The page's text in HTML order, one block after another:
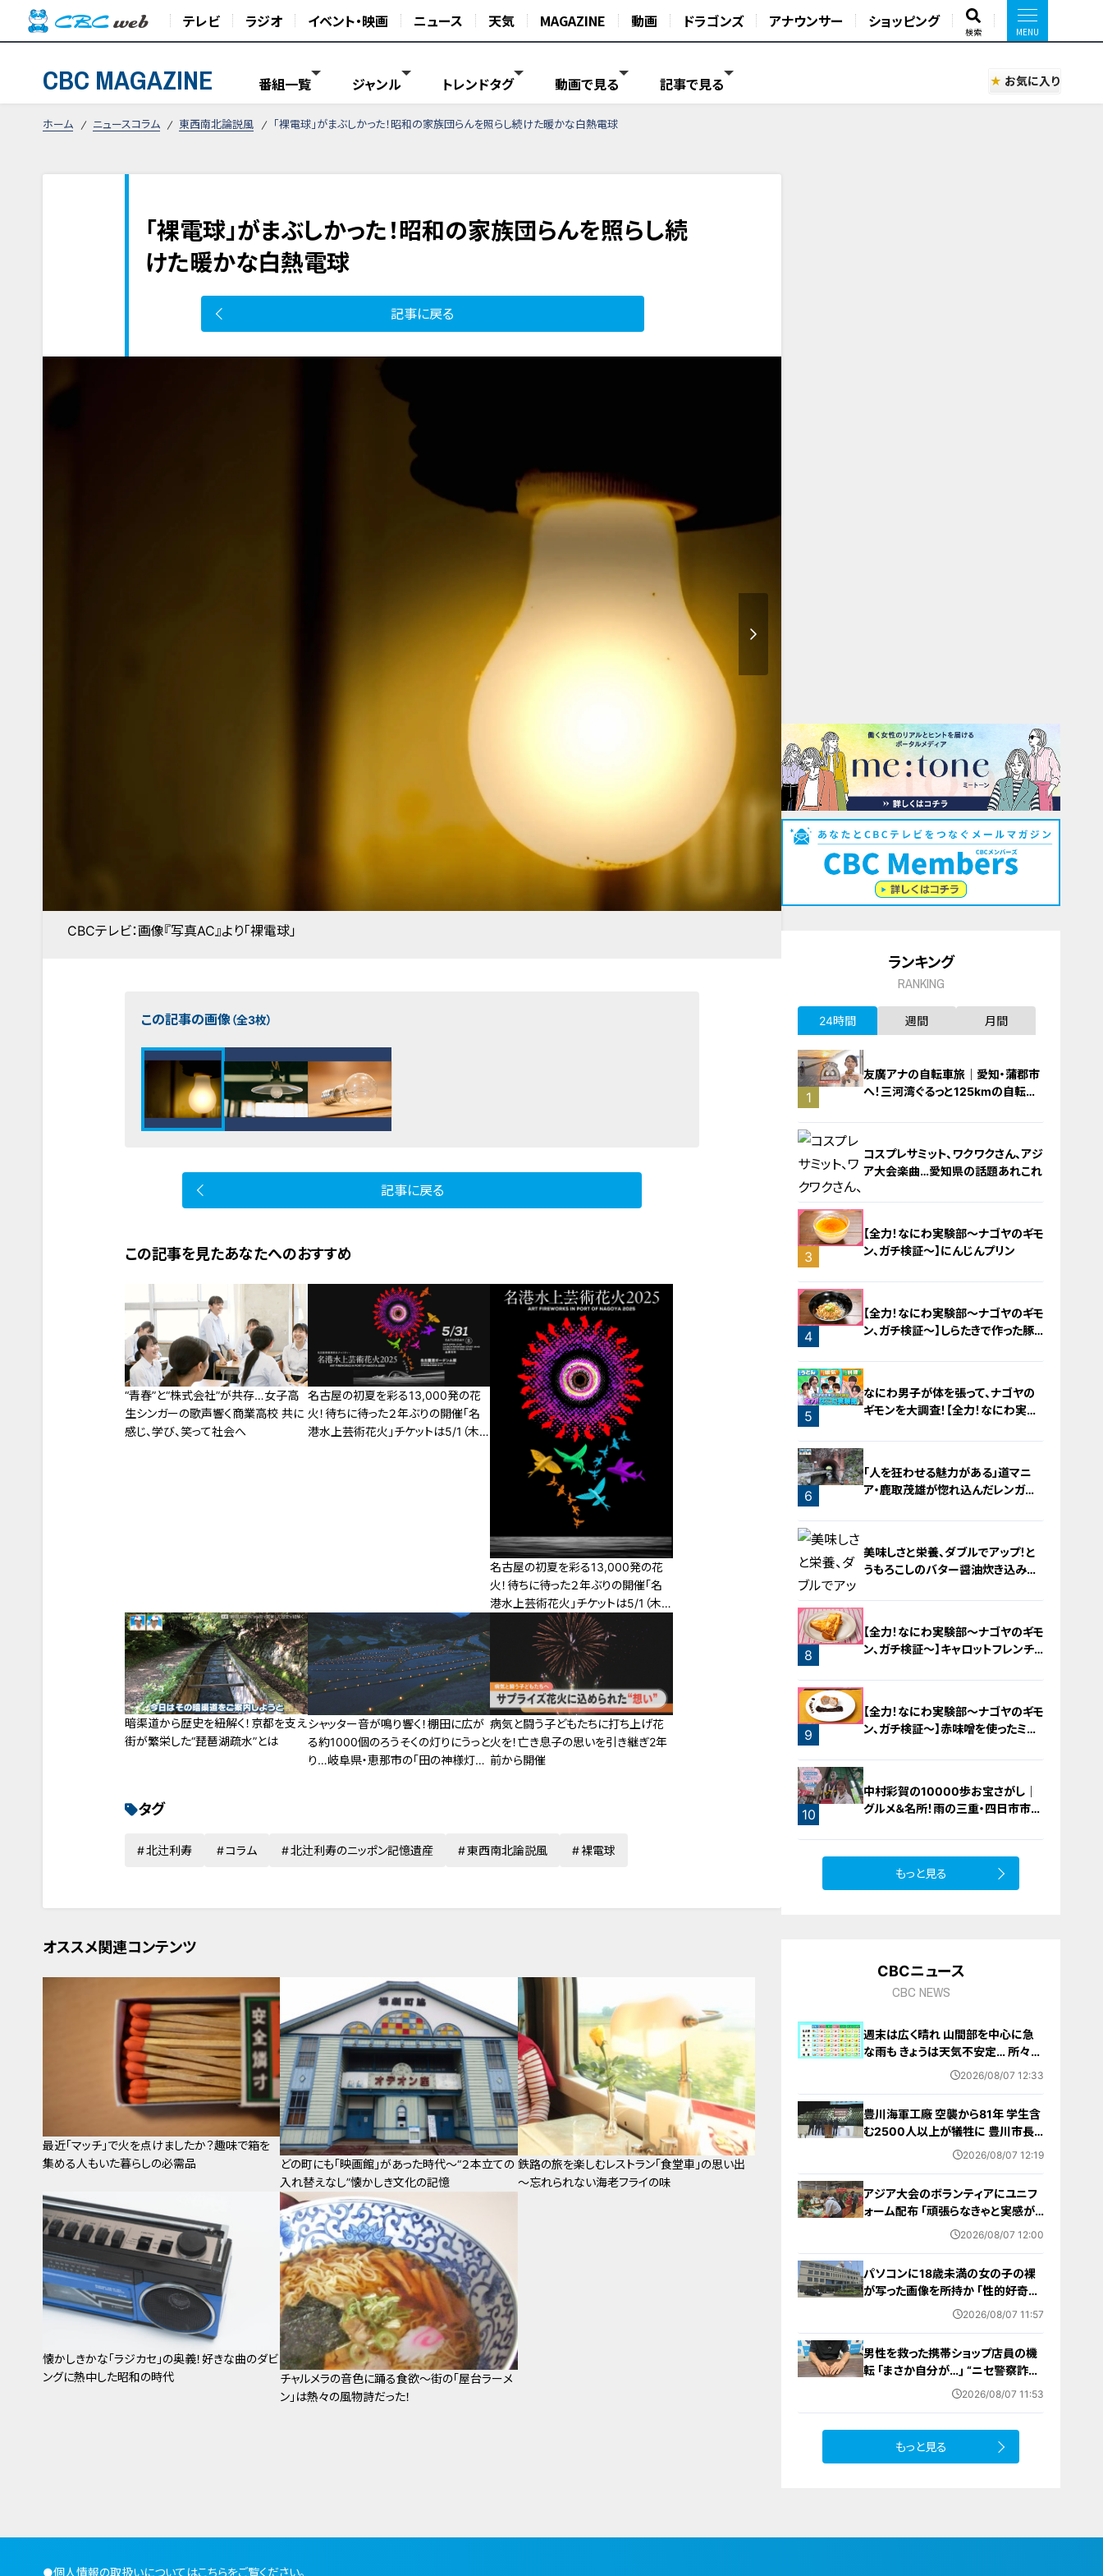
テレビ ラジオ イベント・映画 ニュース 天気 MAGAZINE 動画 ドラゴンズ アナウンサー ショッピング
検索
CBC MAGAZINE 番組一覧 ジャンル トレンドタグ 動画で見る 記事で見る お気に入り
ホーム ニュースコラム 東西南北論説風 「裸電球」がまぶしかった！昭和の家族団らんを照らし続けた暖かな白熱電球
「裸電球」がまぶしかった！昭和の家族団らんを照らし続
けた暖かな白熱電球
記事に戻る
CBCテレビ：画像『写真AC』より「裸電球」
この記事の画像（全3枚）
記事に戻る
この記事を見たあなたへのおすすめ
“青春”と“株式会社”が共存…女子高
生シンガーの歌声響く商業高校 共に
感じ、学び、笑って社会へ
名古屋の初夏を彩る13,000発の花
火！待ちに待った２年ぶりの開催「名
港水上芸術花火」チケットは5/1（木）
名古屋の初夏を彩る13,000発の花
火！待ちに待った２年ぶりの開催「名
港水上芸術花火」チケットは5/1（木）
12:00から一般販売（第2次）スター
暗渠道から歴史を紐解く！京都を支え
街が繁栄した“琵琶湖疏水”とは
シャッター音が鳴り響く！棚田に広が
る約1000個のろうそくの灯りにうっと
り…岐阜県・恵那市の「田の神様灯祭
病気と闘う子どもたちに打ち上げ花
火を！亡き息子の思いを引き継ぎ2年
前から開催
タグ
北辻利寿 コラム 北辻利寿のニッポン記憶遺産 東西南北論説風 裸電球
オススメ関連コンテンツ
最近「マッチ」で火を点けましたか？趣味で箱を
集める人もいた暮らしの必需品
どの町にも「映画館」があった時代～“２本立ての
入れ替えなし”懐かしき文化の記憶
鉄路の旅を楽しむレストラン「食堂車」の思い出
～忘れられない海老フライの味
懐かしきかな「ラジカセ」の奥義！好きな曲のダビ
ングに熱中した昭和の時代
チャルメラの音色に踊る食欲～街の「屋台ラーメ
ン」は熱々の風物詩だった！
ランキング
RANKING
24時間 週間 月間
1
友廣アナの自転車旅｜愛知・蒲郡市
へ！三河湾ぐるっと125kmの自転車
2
コスプレサミット、ワクワクさん、アジ
ア大会楽曲…愛知県の話題あれこれ
3
【全力！なにわ実験部～ナゴヤのギモ
ン、ガチ検証～】にんじんプリン
4
【全力！なにわ実験部～ナゴヤのギモ
ン、ガチ検証～】しらたきで作った豚
5
なにわ男子が体を張って、ナゴヤの
ギモンを大調査！【全力！なにわ実験
6
「人を狂わせる魅力がある」道マニ
ア・鹿取茂雄が惚れ込んだレンガの
7
美味しさと栄養、ダブルでアップ！と
うもろこしのバター醤油炊き込みご
8
【全力！なにわ実験部～ナゴヤのギモ
ン、ガチ検証～】キャロットフレンチ
9
【全力！なにわ実験部～ナゴヤのギモ
ン、ガチ検証～】赤味噌を使ったミル
10
中村彩賀の10000歩お宝さがし｜
グルメ＆名所！雨の三重・四日市市で
もっと見る
CBCニュース
CBC NEWS
週末は広く晴れ 山間部を中心に急
な雨も きょうは天気不安定… 所々で
雨予想 愛知･名古屋･岐阜･三重の天
2026/08/07 12:33
豊川海軍工廠 空襲から81年 学生含
む2500人以上が犠牲に 豊川市長
｢恒久平和に向けて全力を尽くす｣ 平
2026/08/07 12:19
アジア大会のボランティアにユニフ
ォーム配布 ｢頑張らなきゃと実感が
湧いた｣ 名古屋･中区の愛知県体育
2026/08/07 12:00
パソコンに18歳未満の女の子の裸
が写った画像を所持か ｢性的好奇心
を満たす目的｣ 小学校講師の38歳
2026/08/07 11:57
男性を救った携帯ショップ店員の機
転 ｢まさか自分が…｣ “ニセ警察詐
欺”を間一髪で防ぐ 被害者が語る事
2026/08/07 11:53
もっと見る
●個人情報の取扱いについてはこちらをご覧ください。